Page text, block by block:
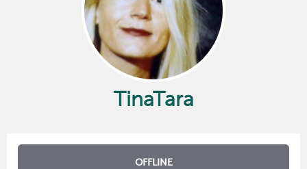
TinaTara
OFFLINE